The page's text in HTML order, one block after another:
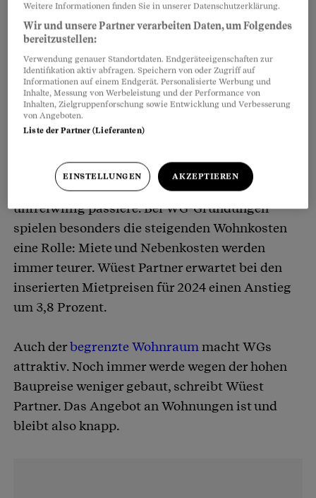
schreibt in ihrem Immo-Monitoring, dass der
starke Zuwachs an Wohngemeinschaften eher
unfreiwillig passiere. Bei WG-Gründungen
spielen besonders die steigenden Wohnkosten
eine Rolle: Miete und Nebenkosten werden
immer teurer. Wüest Partner erwartet bei den
inserierten Mietpreisen für 2024 einen Anstieg
um 3,8 Prozent.
Auch derbegrenzte Wohnraummacht WGs
attraktiv. Noch immer werde wegen der hohen
Baupreise weniger gebaut, schreibt Wüest
Partner. Das Angebot an Wohnungen ist und
bleibt also knapp.
Weitere Informationen finden Sie in unserer Datenschutzerklärung.
Wir und unsere Partner verarbeiten Daten, um Folgendes
bereitzustellen:
Verwendung genauer Standortdaten. Endgeräteeigenschaften zur
Identifikation aktiv abfragen. Speichern von oder Zugriff auf
Informationen auf einem Endgerät. Personalisierte Werbung und
Inhalte, Messung von Werbeleistung und der Performance von
Inhalten, Zielgruppenforschung sowie Entwicklung und Verbesserung
von Angeboten.
Liste der Partner (Lieferanten)
EINSTELLUNGEN AKZEPTIEREN